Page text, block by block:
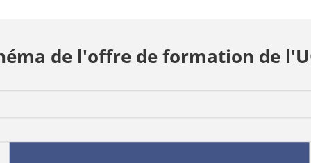
de l'offre de formation de